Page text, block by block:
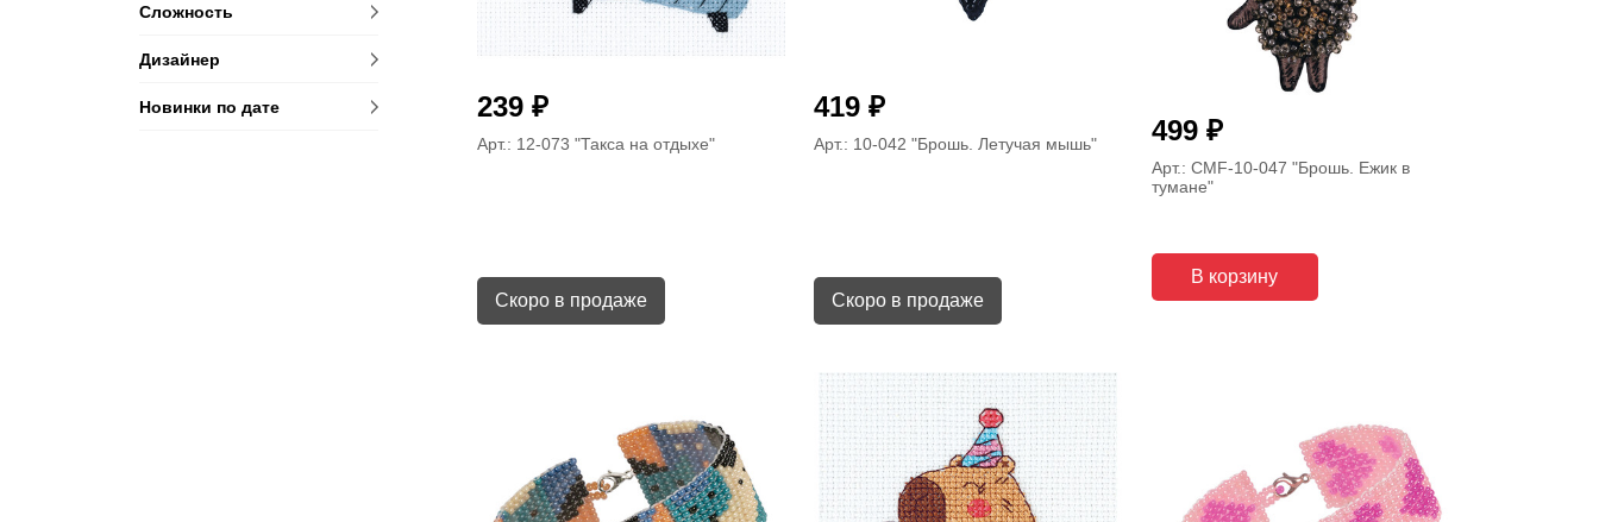
Сложность
Дизайнер
Новинки по дате 239 ₽
Арт.: 12-073 "Такса на отдыхе"
Скоро в продаже
419₽
Арт.: 10-042"Брошь. Летучая мышь"
Скоро в продаже
499 ₽
Арт.: CMF-10-047 "Брошь. Ежик в
тумане"
В корзину